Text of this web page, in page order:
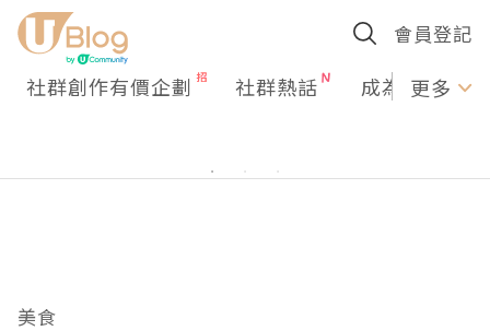
會員登記
社群創作有價企劃 社群熱話 成為U更多
美食